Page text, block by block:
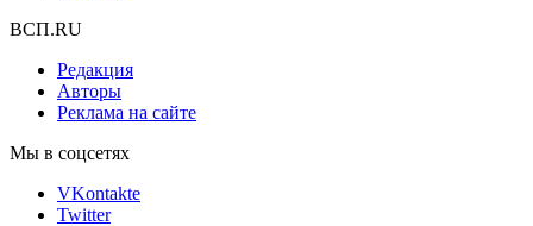
ВСП.RU
Редакция
Авторы
Реклама на сайте
Мы в соцсетях
VKontakte
Twitter